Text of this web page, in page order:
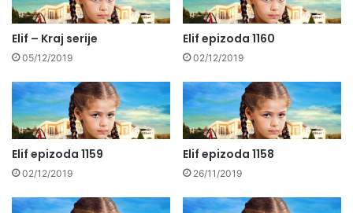
Elif – Kraj serije
05/12/2019
Elif epizoda 1160
02/12/2019
Elif epizoda 1159
02/12/2019
Elif epizoda 1158
26/11/2019